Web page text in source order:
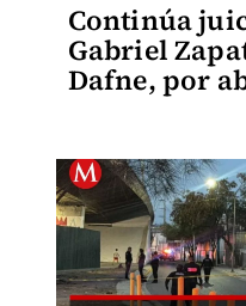
Continúa
Gabriel
Dafne, por